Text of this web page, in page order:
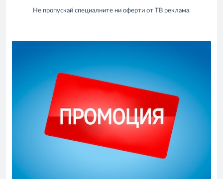
Не пропускай специалните ни оферти от ТВ реклама.